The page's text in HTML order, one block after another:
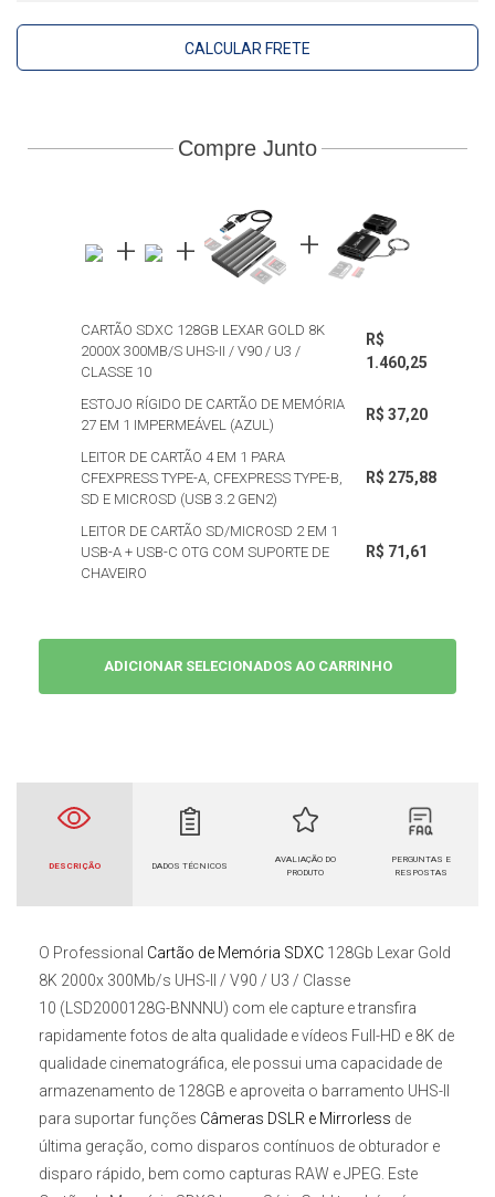
CALCULAR FRETE
Compre Junto
CARTÃO SDXC 128GB LEXAR GOLD 8K
2000X 300MB/S UHS-II / V90 / U3 /
CLASSE 10
R$
1.460,25
ESTOJO RÍGIDO DE CARTÃO DE MEMÓRIA
27 EM 1 IMPERMEÁVEL (AZUL)
R$ 37,20
LEITOR DE CARTÃO 4 EM 1 PARA
CFEXPRESS TYPE-A, CFEXPRESS TYPE-B,
SD E MICROSD (USB 3.2 GEN2)
R$ 275,88
LEITOR DE CARTÃO SD/MICROSD 2 EM 1
USB-A + USB-C OTG COM SUPORTE DE
CHAVEIRO
R$ 71,61
ADICIONAR SELECIONADOS AO CARRINHO
DESCRIÇÃO DADOS TÉCNICOS
AVALIAÇÃO DO
PRODUTO
PERGUNTAS E
RESPOSTAS
O Professional Cartão de Memória SDXC 128Gb Lexar Gold
8K 2000x 300Mb/s UHS-II / V90 / U3 / Classe
10 (LSD2000128G-BNNNU) com ele capture e transfira
rapidamente fotos de alta qualidade e vídeos Full-HD e 8K de
qualidade cinematográfica, ele possui uma capacidade de
armazenamento de 128GB e aproveita o barramento UHS-II
para suportar funções Câmeras DSLR e Mirrorless de
última geração, como disparos contínuos de obturador e
disparo rápido, bem como capturas RAW e JPEG. Este